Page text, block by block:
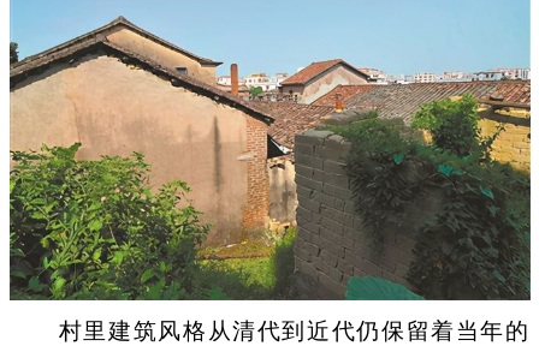
村里建筑风格从清代到近代仍保留着当年的